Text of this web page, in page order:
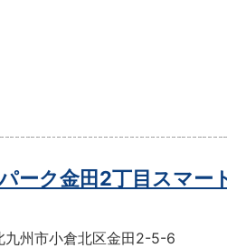
ーク金田2丁目スマー
九州市小倉北区金田2-5-6